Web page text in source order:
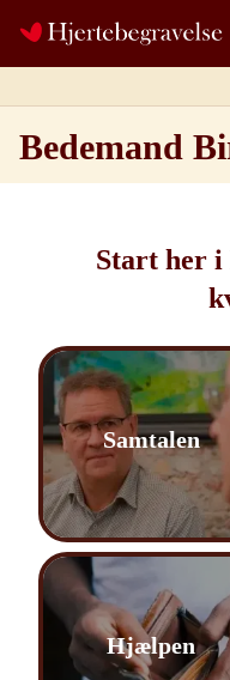
Spring til indhold
Bedemand
Start her i
Samtalen
Hjælpen